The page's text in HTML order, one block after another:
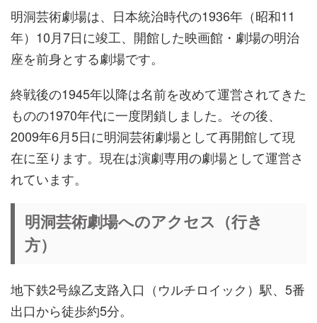
明洞芸術劇場は、日本統治時代の1936年（昭和11
年）10月7日に竣工、開館した映画館・劇場の明治
座を前身とする劇場です。
終戦後の1945年以降は名前を改めて運営されてきた
ものの1970年代に一度閉鎖しました。その後、
2009年6月5日に明洞芸術劇場として再開館して現
在に至ります。現在は演劇専用の劇場として運営さ
れています。
明洞芸術劇場へのアクセス（行き
方）
地下鉄2号線乙支路入口（ウルチロイック）駅、5番
出口から徒歩約5分。